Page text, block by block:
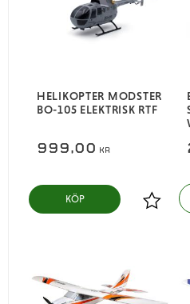
HELIKOPTER MODSTER
BO-105 ELEKTRISK RTF
999,00 KR
Lägg
KÖP